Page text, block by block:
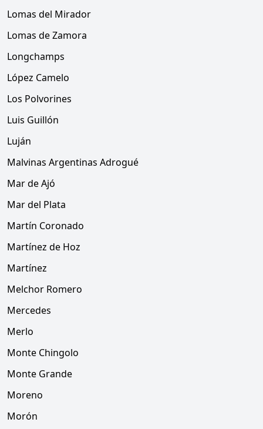
Lomas del Mirador
Lomas de Zamora
Longchamps
López Camelo
Los Polvorines
Luis Guillón
Luján
Malvinas Argentinas Adrogué
Mar de Ajó
Mar del Plata
Martín Coronado
Martínez de Hoz
Martínez
Melchor Romero
Mercedes
Merlo
Monte Chingolo
Monte Grande
Moreno
Morón